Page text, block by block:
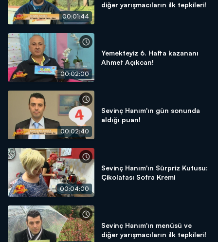
00:01:44
diğer yarışmacıların ilk tepkileri!
00:02:00
Yemekteyiz 6. Hafta kazananı
Ahmet Açıkcan!
00:02:40
Sevinç Hanım'ın gün sonunda
aldığı puan!
00:04:00
Sevinç Hanım'ın Sürpriz Kutusu:
Çikolatası Sofra Kremi
Sevinç Hanım'ın menüsü ve
diğer yarışmacıların ilk tepkileri!